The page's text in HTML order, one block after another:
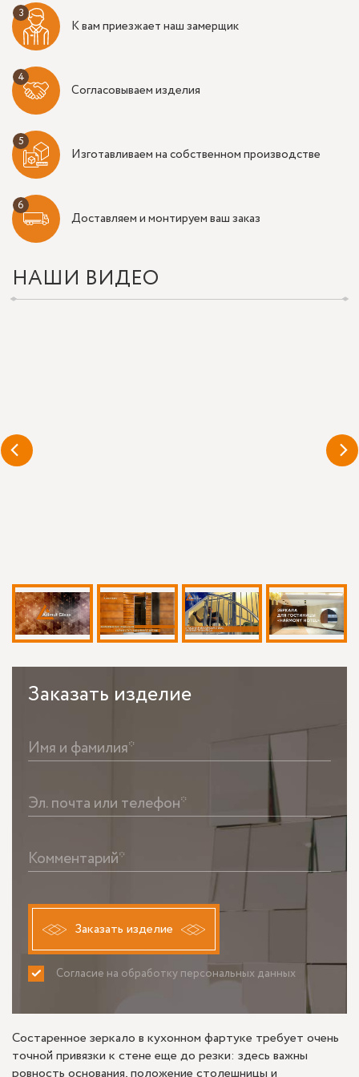
К вам приезжает наш замерщик
Согласовываем изделия
Изготавливаем на собственном производстве
Доставляем и монтируем ваш заказ
НАШИ ВИДЕО
Заказать изделие
Имя и фамилия*
Эл. почта или телефон*
Комментарий*
Заказать изделие
Согласие на обработку персональных данных
ПРИНИМАЮ НЕ ПРИНИМАЮ
Состаренное зеркало в кухонном фартуке требует очень
точной привязки к стене еще до резки: здесь важны